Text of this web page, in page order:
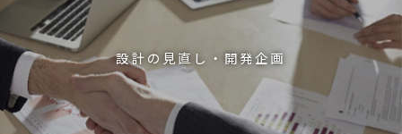
設計の見直し・開発企画